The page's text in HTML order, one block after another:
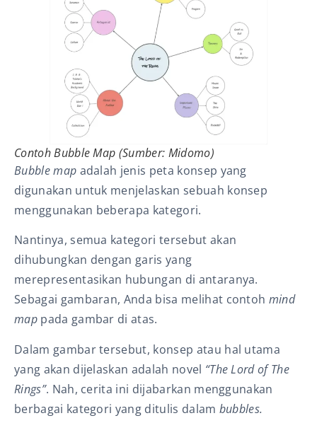
Contoh Bubble Map (Sumber: Midomo)
Bubble map adalah jenis peta konsep yang
digunakan untuk menjelaskan sebuah konsep
menggunakan beberapa kategori.
Nantinya, semua kategori tersebut akan
dihubungkan dengan garis yang
merepresentasikan hubungan di antaranya.
Sebagai gambaran, Anda bisa melihat contoh mind
map pada gambar di atas.
Dalam gambar tersebut, konsep atau hal utama
yang akan dijelaskan adalah novel “The Lord of The
Rings”. Nah, cerita ini dijabarkan menggunakan
berbagai kategori yang ditulis dalam bubbles.